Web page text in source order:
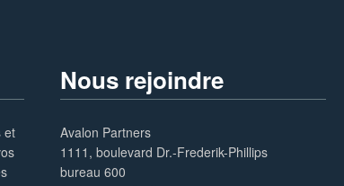
et
Nous rejoindre
Avalon Partners
1111, boulevard Dr.-Frederik-Phillips
bureau 600